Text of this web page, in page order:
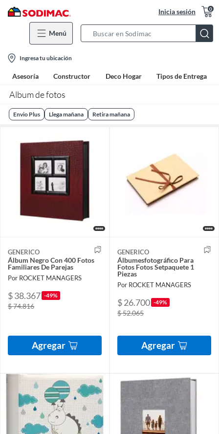
Inicia sesión 0
Menú
Bar
location-
icon
Ingresa tu ubicación
Asesoría Constructor Deco Hogar Tipos de Entrega
Album de fotos
Envio Plus Llega mañana Retira mañana
GENERICO
Álbum Negro Con 400 Fotos
Familiares De Parejas
Por ROCKET MANAGERS
$ 38.367 -49%
$ 74.816
Agregar
GENERICO
Álbumesfotográfico Para
Fotos Fotos Setpaquete 1
Piezas
Por ROCKET MANAGERS
$ 26.700 -49%
$ 52.065
Agregar